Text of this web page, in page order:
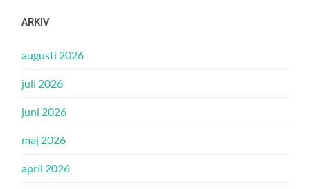
ARKIV
augusti 2026
juli 2026
juni 2026
maj 2026
april 2026